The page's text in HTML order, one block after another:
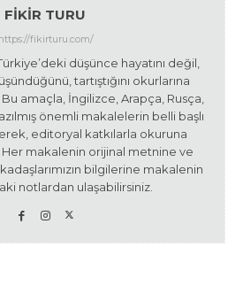
FIKIR TURU
fikirturu.com/
düşünce hayatını değil,
tartıştığını okurlarına
amaçla, İngilizce, Arapça, Rusça,
önemli makalelerin belli başlı
editoryal katkılarla okuruna
Her makalenin orijinal metnine ve
bilgilerine makalenin
notlardan ulaşabilirsiniz.